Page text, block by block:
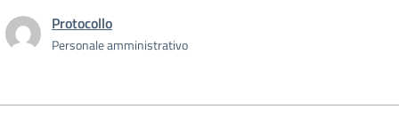
Protocollo
Personale amministrativo